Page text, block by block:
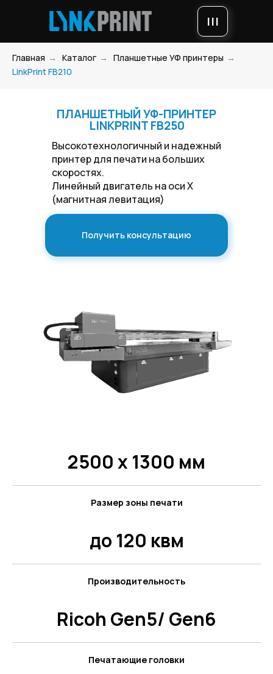
|||
Главная → Каталог → Планшетные УФ принтеры →
LinkPrint FB210
ПЛАНШЕТНЫЙ УФ-ПРИНТЕР
LINKPRINT FB250
Высокотехнологичный и надежный
принтер для печати на больших
скоростях.
Линейный двигатель на оси Х
(магнитная левитация)
Получить консультацию
2500 х 1300 мм
Размер зоны печати
до 120 квм
Производительность
Ricoh Gen5/ Gen6
Печатающие головки